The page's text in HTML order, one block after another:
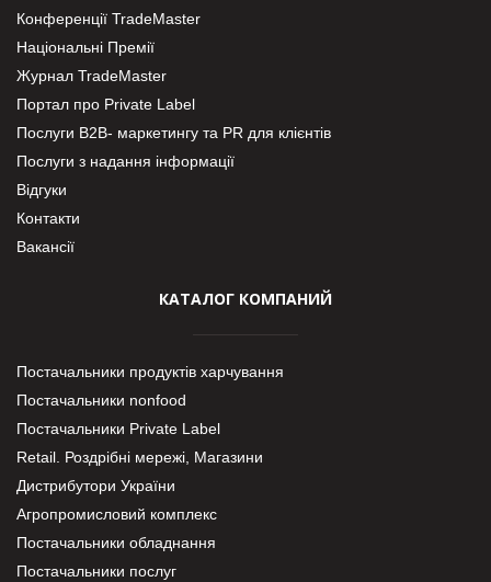
Конференції TradeMaster
Національні Премії
Журнал TradeMaster
Портал про Private Label
Послуги В2В- маркетингу та PR для клієнтів
Послуги з надання інформації
Відгуки
Контакти
Вакансії
КАТАЛОГ КОМПАНИЙ
Постачальники продуктів харчування
Постачальники nonfood
Постачальники Private Label
Retail. Роздрібні мережі, Магазини
Дистрибутори України
Агропромисловий комплекс
Постачальники обладнання
Постачальники послуг